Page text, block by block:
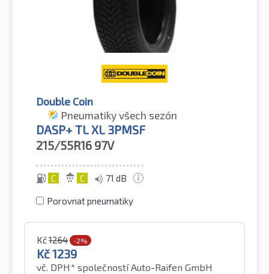
Double Coin
Pneumatiky všech sezón
DASP+ TL XL 3PMSF
215/55R16 97V
C C 71 dB
Porovnat pneumatiky
Kč1264 -2%
Kč1239
vč. DPH* společností Auto-Raifen GmbH